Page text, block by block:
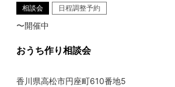
相談会 日程調整予約
〜開催中
おうち作り相談会
香川県高松市円座町610番地5